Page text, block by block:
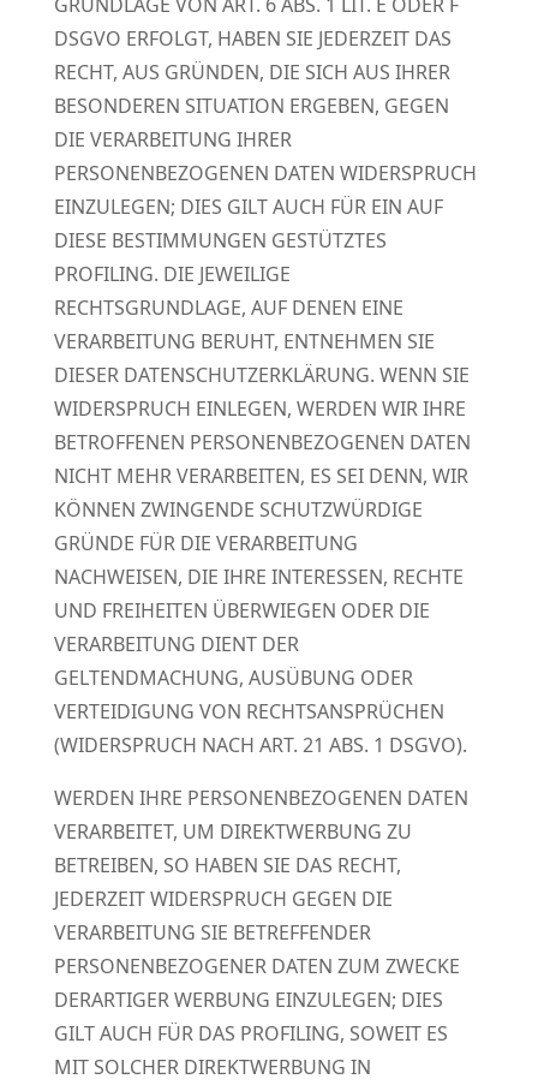
DSGVO ERFOLGT, HABEN SIE JEDERZEIT DAS
RECHT, AUS GRÜNDEN, DIE SICH AUS IHRER
BESONDEREN SITUATION ERGEBEN, GEGEN
DIE VERARBEITUNG IHRER
PERSONENBEZOGENEN DATEN WIDERSPRUCH
EINZULEGEN; DIES GILT AUCH FÜR EIN AUF
DIESE BESTIMMUNGEN GESTÜTZTES
PROFILING. DIE JEWEILIGE
RECHTSGRUNDLAGE, AUF DENEN EINE
VERARBEITUNG BERUHT, ENTNEHMEN SIE
DIESER DATENSCHUTZERKLÄRUNG. WENN SIE
WIDERSPRUCH EINLEGEN, WERDEN WIR IHRE
BETROFFENEN PERSONENBEZOGENEN DATEN
NICHT MEHR VERARBEITEN, ES SEI DENN, WIR
KÖNNEN ZWINGENDE SCHUTZWÜRDIGE
GRÜNDE FÜR DIE VERARBEITUNG
NACHWEISEN, DIE IHRE INTERESSEN, RECHTE
UND FREIHEITEN ÜBERWIEGEN ODER DIE
VERARBEITUNG DIENT DER
GELTENDMACHUNG, AUSÜBUNG ODER
VERTEIDIGUNG VON RECHTSANSPRÜCHEN
(WIDERSPRUCH NACH ART. 21 ABS. 1 DSGVO).
WERDEN IHRE PERSONENBEZOGENEN DATEN
VERARBEITET, UM DIREKTWERBUNG ZU
BETREIBEN, SO HABEN SIE DAS RECHT,
JEDERZEIT WIDERSPRUCH GEGEN DIE
VERARBEITUNG SIE BETREFFENDER
PERSONENBEZOGENER DATEN ZUM ZWECKE
DERARTIGER WERBUNG EINZULEGEN; DIES
GILT AUCH FÜR DAS PROFILING, SOWEIT ES
MIT SOLCHER DIREKTWERBUNG IN